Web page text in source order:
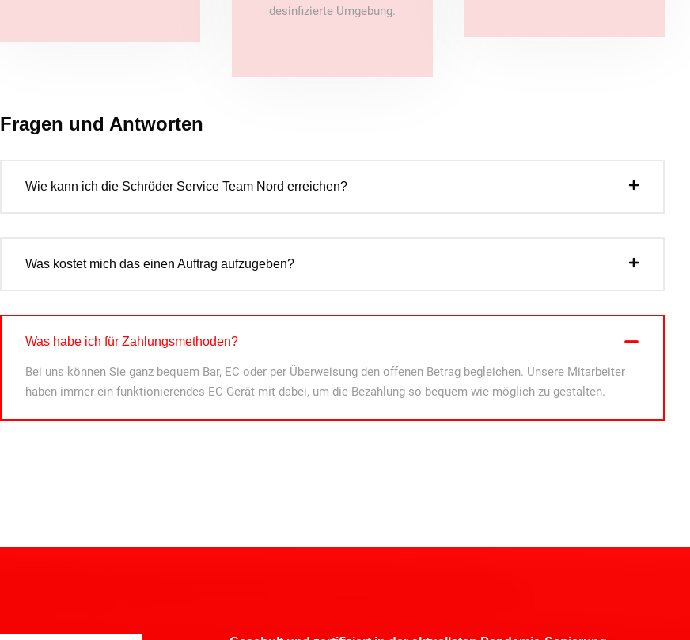
desinfizierte Umgebung.
Fragen und Antworten
Wie kann ich die Schröder Service Team Nord erreichen?
Was kostet mich das einen Auftrag aufzugeben?
Was habe ich für Zahlungsmethoden?
Bei uns können Sie ganz bequem Bar, EC oder per Überweisung den offenen Betrag begleichen. Unsere Mitarbeiter
haben immer ein funktionierendes EC-Gerät mit dabei, um die Bezahlung so bequem wie möglich zu gestalten.